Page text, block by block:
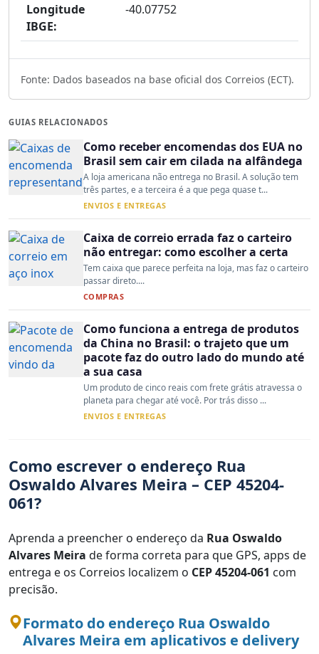
Longitude
IBGE:
-40.07752
Fonte: Dados baseados na base oficial dos Correios (ECT).
GUIAS RELACIONADOS
Como receber encomendas dos EUA no
Brasil sem cair em cilada na alfândega
A loja americana não entrega no Brasil. A solução tem
três partes, e a terceira é a que pega quase t...
ENVIOS E ENTREGAS
Caixa de correio errada faz o carteiro
não entregar: como escolher a certa
Tem caixa que parece perfeita na loja, mas faz o carteiro
passar direto....
COMPRAS
Como funciona a entrega de produtos
da China no Brasil: o trajeto que um
pacote faz do outro lado do mundo até
a sua casa
Um produto de cinco reais com frete grátis atravessa o
planeta para chegar até você. Por trás disso ...
ENVIOS E ENTREGAS
Como escrever o endereço Rua
Oswaldo Alvares Meira – CEP 45204-
061?
Aprenda a preencher o endereço da Rua Oswaldo
Alvares Meira de forma correta para que GPS, apps de
entrega e os Correios localizem o CEP 45204-061 com
precisão.
Formato do endereço Rua Oswaldo
Alvares Meira em aplicativos e delivery